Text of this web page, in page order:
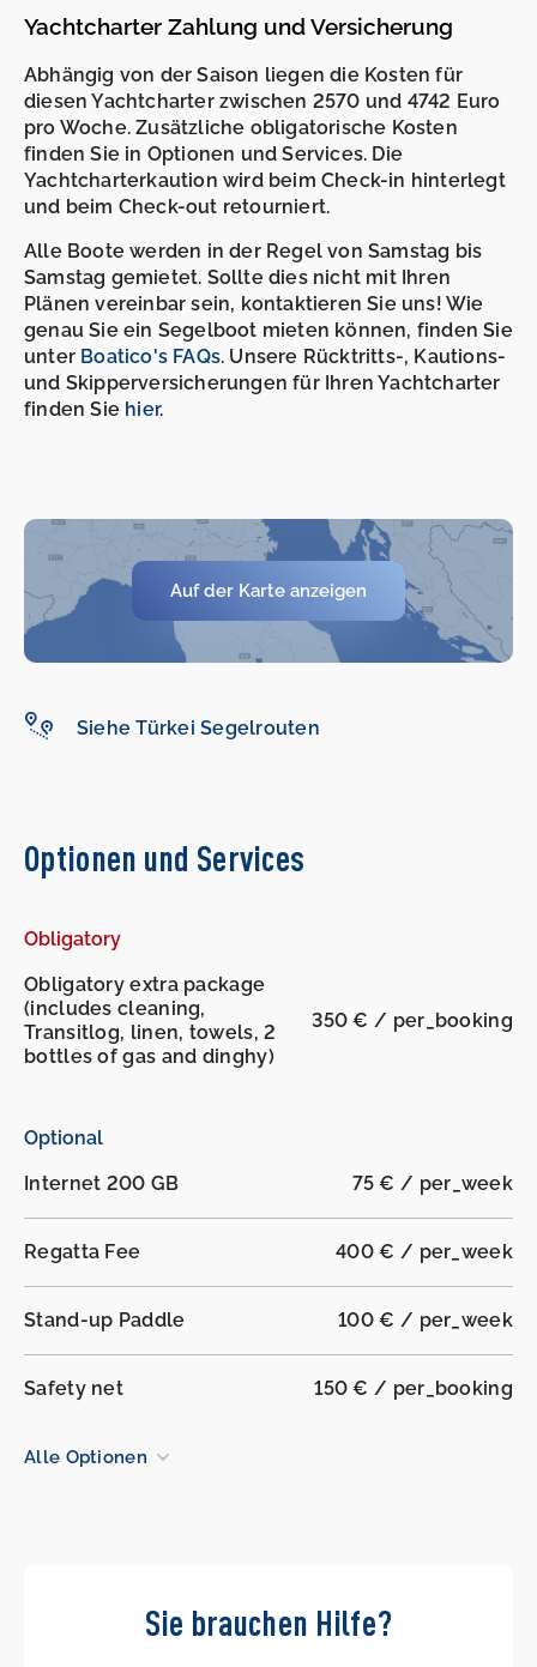
Yachtcharter Zahlung und Versicherung
Abhängig von der Saison liegen die Kosten für
diesen Yachtcharter zwischen 2570 und 4742 Euro
pro Woche. Zusätzliche obligatorische Kosten
finden Sie in Optionen und Services. Die
Yachtcharterkaution wird beim Check-in hinterlegt
und beim Check-out retourniert.
Alle Boote werden in der Regel von Samstag bis
Samstag gemietet. Sollte dies nicht mit Ihren
Plänen vereinbar sein, kontaktieren Sie uns! Wie
genau Sie ein Segelboot mieten können, finden Sie
unter Boatico's FAQs. Unsere Rücktritts-, Kautions-
und Skipperversicherungen für Ihren Yachtcharter
finden Sie hier.
Auf der Karte anzeigen
Siehe Türkei Segelrouten
Optionen und Services
Obligatory
Obligatory extra package
(includes cleaning,
Transitlog, linen, towels, 2
bottles of gas and dinghy)
350 € / per_booking
Optional
Internet 200 GB
75 € / per_week
Regatta Fee 400 € / per_week
Stand-up Paddle 100 € / per_week
Safety net 150 € / per_booking
Alle Optionen
Sie brauchen Hilfe?